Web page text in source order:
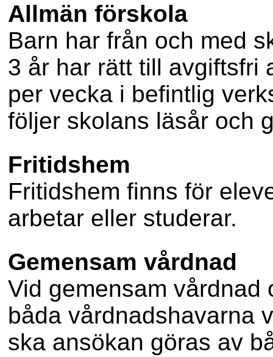
Allmän förskola
Barn har från och med
3 år har rätt till avgiftsfri
per vecka i befintlig
följer skolans läsår och
Fritidshem
Fritidshem finns för
arbetar eller studerar.
Gemensam vårdnad
Vid gemensam
båda vårdnadshavarna
ska ansökan göras av